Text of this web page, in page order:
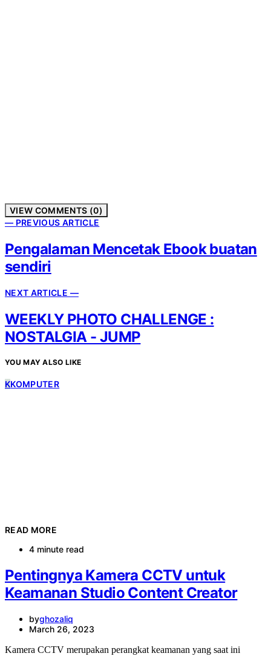
VIEW COMMENTS (0)
— PREVIOUS ARTICLE
Pengalaman Mencetak Ebook buatan
sendiri
NEXT ARTICLE —
WEEKLY PHOTO CHALLENGE :
NOSTALGIA - JUMP
YOU MAY ALSO LIKE
KKOMPUTER
READ MORE
4 minute read
Pentingnya Kamera CCTV untuk
Keamanan Studio Content Creator
byghozaliq
March 26, 2023
Kamera CCTV merupakan perangkat keamanan yang saat ini